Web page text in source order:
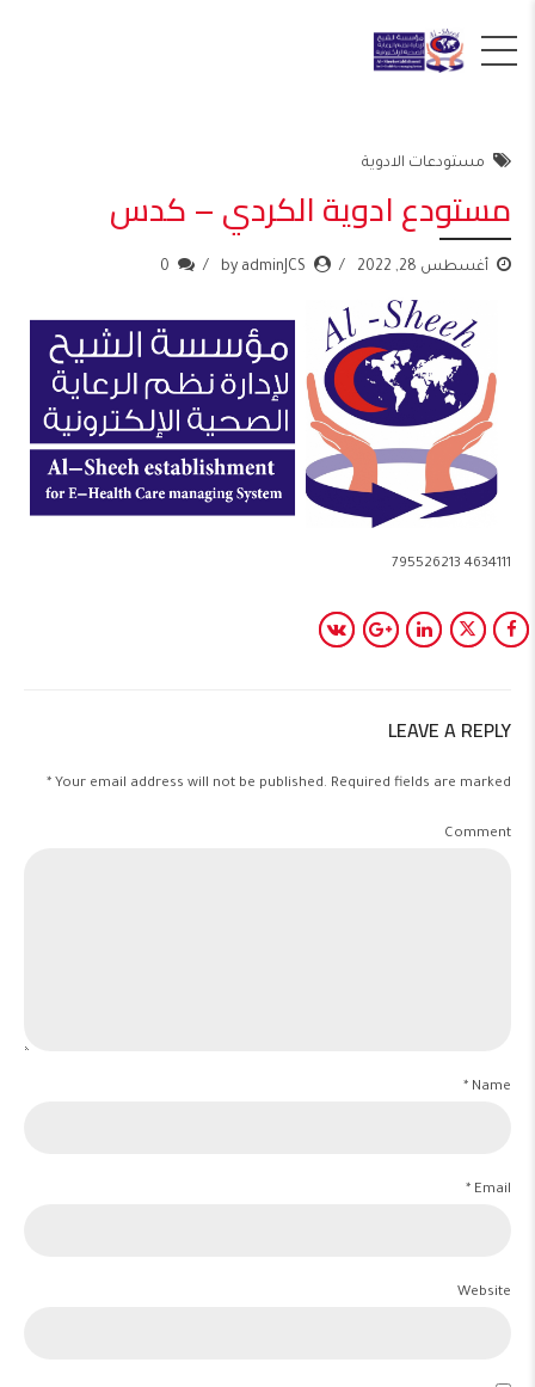
مستودعات الادوية
مستودع ادوية الكردي – كدس
أغسطس 28, 2022 by adminJCS
0
4634111 795526213
LEAVE A REPLY
Your email address will not be published. Required fields are marked *
Comment
Name *
Email *
Website